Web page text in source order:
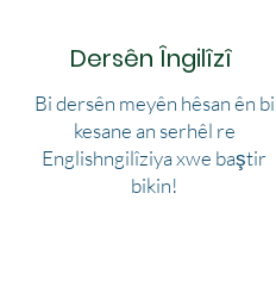
Dersên Îngilîzî
Bi dersên meyên hêsan ên bi
kesane an serhêl re
Englishngilîziya xwe baştir
bikin!